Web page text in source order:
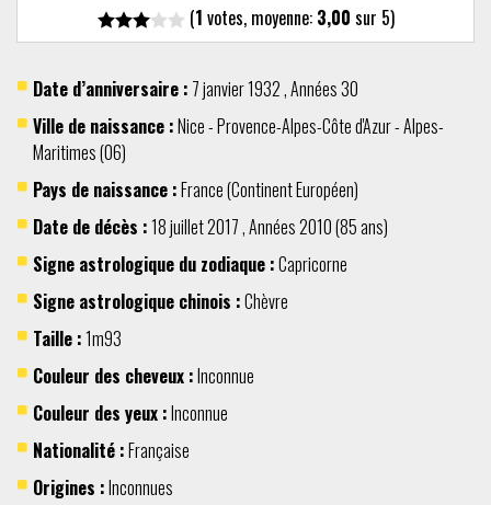
(1 votes, moyenne: 3,00 sur 5)
Date d’anniversaire : 7 janvier1932,Années 30
Ville de naissance :Nice-Provence-Alpes-Côte d'Azur-Alpes-
Maritimes (06)
Pays de naissance :France(ContinentEuropéen)
Date de décès :18 juillet2017,Années 2010(85 ans)
Signe astrologique du zodiaque :Capricorne
Signe astrologique chinois :Chèvre
Taille :1m93
Couleur des cheveux :Inconnue
Couleur des yeux :Inconnue
Nationalité :Française
Origines :Inconnues